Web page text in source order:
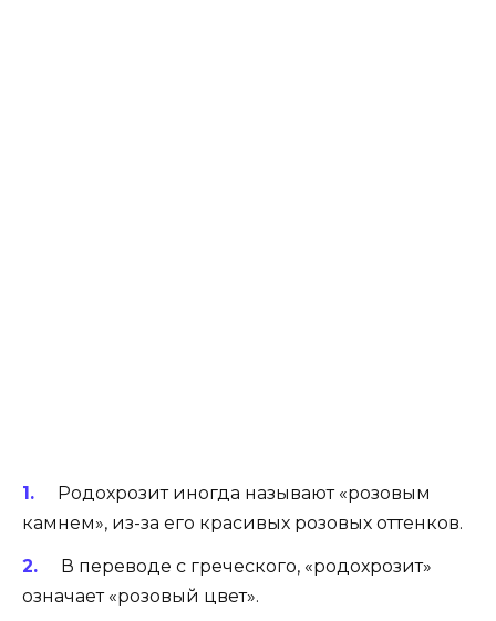
Родохрозит иногда называют «розовым
камнем», из-за его красивых розовых оттенков.
В переводе с греческого, «родохрозит»
означает «розовый цвет».